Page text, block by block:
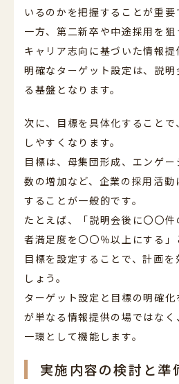
いるのかを把握することが重要
一方、第二新卒や中途採用を
キャリア志向に基づいた情報提
明確なターゲット設定は、説
る基盤となります。
次に、目標を具体化すること
しやすくなります。
目標は、母集団形成、エンゲ
数の増加など、企業の採用活
することが一般的です。
たとえば、「説明会後に〇〇
者満足度を〇〇％以上にする
目標を設定することで、計画
しょう。
ターゲット設定と目標の明確
が単なる情報提供の場ではな
一環として機能します。
実施内容の検討と準